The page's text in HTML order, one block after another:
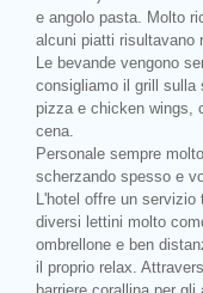
e angolo pasta. Molto
alcuni piatti risultavano
Le bevande vengono
consigliamo il grill sulla
pizza e chicken wings,
cena.
Personale sempre
scherzando spesso e
L'hotel offre un servizio
diversi lettini molto
ombrellone e ben
il proprio relax.